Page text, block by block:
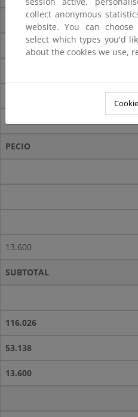
PORTUGAL (5)
PECIO
13.600
SUBTOTAL
116.026
53.138
13.600
collect anonymous
website. You can
select which types you'd
about the cookies we use,